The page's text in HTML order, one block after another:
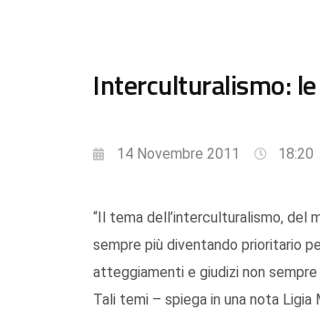
Interculturalismo:
14 Novembre 2011 18:20
“Il tema dell’interculturalismo,
sempre più diventando prioritario
atteggiamenti e giudizi non
Tali temi – spiega in una nota